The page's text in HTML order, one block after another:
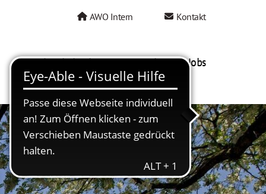
AWO Intern Kontakt
AWO als Arbeitgeber Mein AWO Jobs